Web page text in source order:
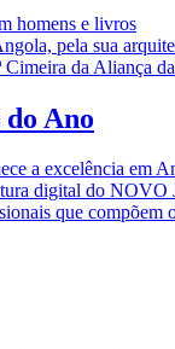
homens e livros
pela sua
Cimeira da Aliança
Ano
a excelência em
digital do
que compõem